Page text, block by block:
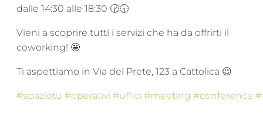
dalle 14:30 alle 18:30 🕝🕡
Vieni a scoprire tutti i servizi che ha da offrirti il
coworking! 🤩
Ti aspettiamo in Via del Prete, 123 a Cattolica 😉
#spaziotu #operativi #uffici #meeting #conference #